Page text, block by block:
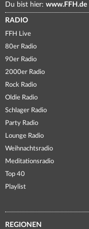
Du bist hier: www.FFH.de
RADIO
FFH Live
80er Radio
90er Radio
2000er Radio
Rock Radio
Oldie Radio
Schlager Radio
Party Radio
Lounge Radio
Weihnachtsradio
Meditationsradio
Top 40
Playlist
REGIONEN